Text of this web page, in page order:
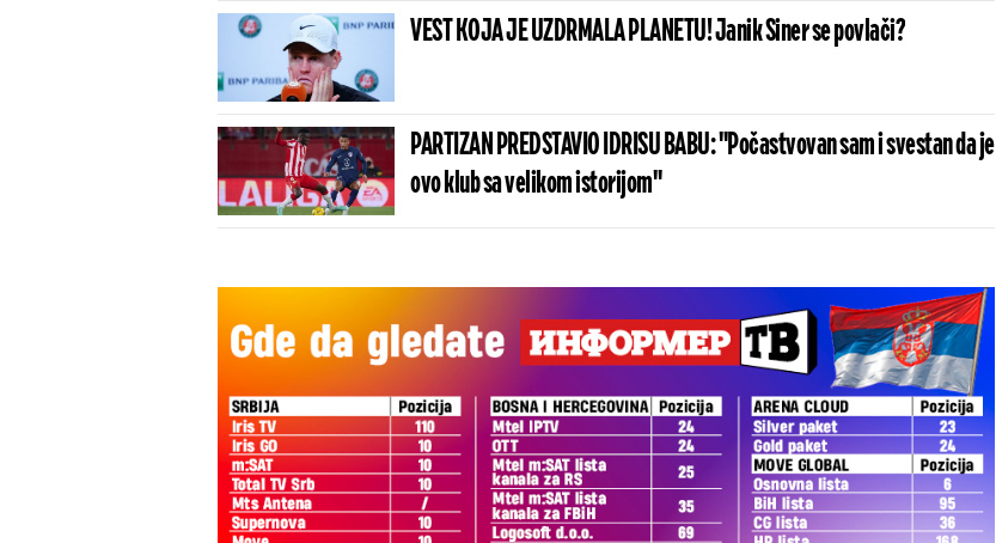
VEST KOJA JE UZDRMALA PLANETU! Janik Siner se povlači?
PARTIZAN PREDSTAVIO IDRISU BABU: "Počastvovan sam i svestan da je
ovo klub sa velikom istorijom"